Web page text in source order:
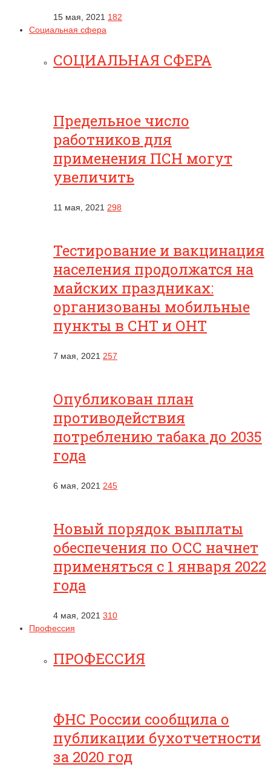
15 мая, 2021 182
Социальная сфера
СОЦИАЛЬНАЯ СФЕРА
Предельное число
работников для
применения ПСН могут
увеличить
11 мая, 2021 298
Тестирование и вакцинация
населения продолжатся на
майских праздниках:
организованы мобильные
пункты в СНТ и ОНТ
7 мая, 2021 257
Опубликован план
противодействия
потреблению табака до 2035
года
6 мая, 2021 245
Новый порядок выплаты
обеспечения по ОСС начнет
применяться с 1 января 2022
года
4 мая, 2021 310
Профессия
ПРОФЕССИЯ
ФНС России сообщила о
публикации бухотчетности
за 2020 год